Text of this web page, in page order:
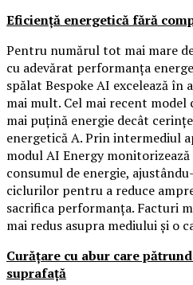
Eficiență energetică fără
Pentru numărul tot mai mare
cu adevărat performanța
spălat Bespoke AI excelează în
mai mult. Cel mai recent model
mai puțină energie decât
energetică A. Prin intermediul
modul AI Energy
consumul de energie,
ciclurilor pentru a reduce
sacrifica performanța. Facturi
mai redus asupra mediului și o
Curățare cu abur care
suprafață